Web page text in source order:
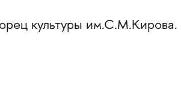
культуры им.С.М.Кирова.